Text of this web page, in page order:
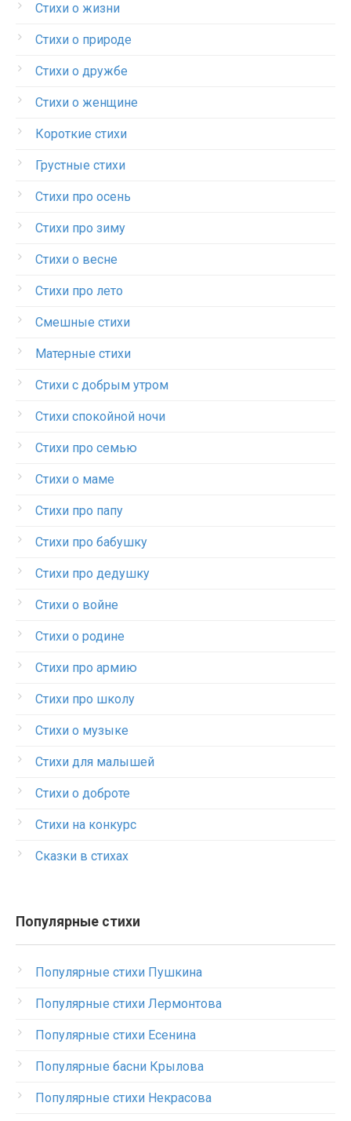
Стихи о жизни
Стихи о природе
Стихи о дружбе
Стихи о женщине
Короткие стихи
Грустные стихи
Стихи про осень
Стихи про зиму
Стихи о весне
Стихи про лето
Смешные стихи
Матерные стихи
Стихи с добрым утром
Стихи спокойной ночи
Стихи про семью
Стихи о маме
Стихи про папу
Стихи про бабушку
Стихи про дедушку
Стихи о войне
Стихи о родине
Стихи про армию
Стихи про школу
Стихи о музыке
Стихи для малышей
Стихи о доброте
Стихи на конкурс
Сказки в стихах
Популярные стихи
Популярные стихи Пушкина
Популярные стихи Лермонтова
Популярные стихи Есенина
Популярные басни Крылова
Популярные стихи Некрасова